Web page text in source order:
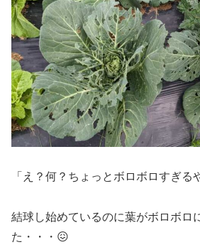
「え？何？ちょっとボロボロすぎる
結球し始めているのに葉がボロボロ
た・・・😖